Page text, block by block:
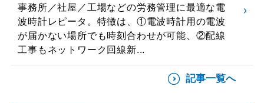
事務所／社屋／工場などの労務管理に最適な電
波時計レピータ。特徴は、①電波時計用の電波
が届かない場所でも時刻合わせが可能、②配線
工事もネットワーク回線新...
記事一覧へ